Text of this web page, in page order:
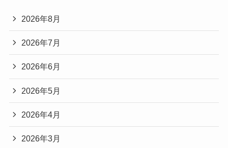
2026年8月
2026年7月
2026年6月
2026年5月
2026年4月
2026年3月